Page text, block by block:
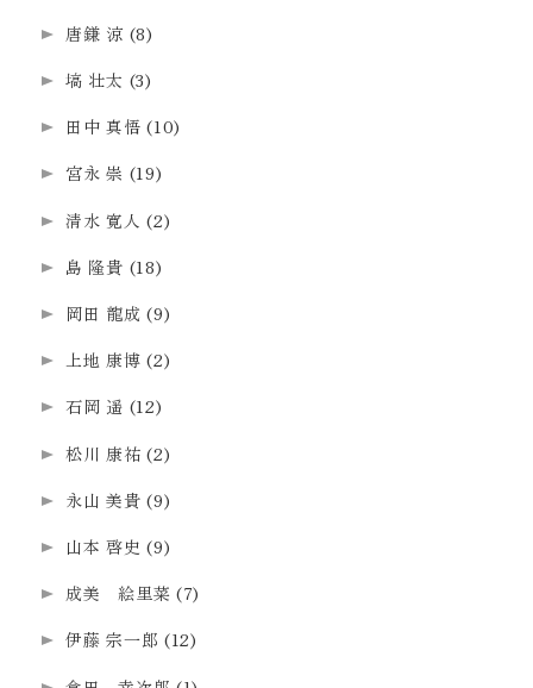
唐鎌 涼 (8)
塙 壮太 (3)
田中 真悟 (10)
宮永 崇 (19)
清水 寛人 (2)
島 隆貴 (18)
岡田 龍成 (9)
上地 康博 (2)
石岡 遥 (12)
松川 康祐 (2)
永山 美貴 (9)
山本 啓史 (9)
成美 絵里菜 (7)
伊藤 宗一郎 (12)